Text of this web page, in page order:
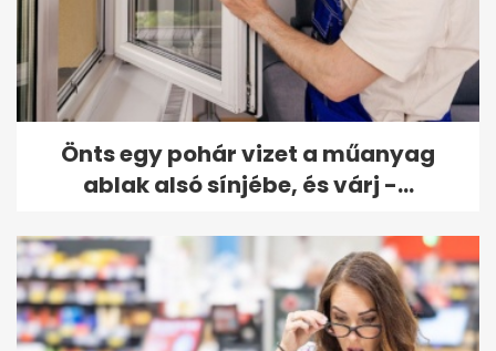
Önts egy pohár vizet a műanyag
ablak alsó sínjébe, és várj -...